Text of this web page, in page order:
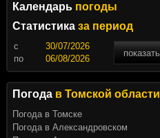
Календарь погоды
Статистика за период
c
показать
по
Погода в Томской области
Погода в Томске
Погода в Александровском